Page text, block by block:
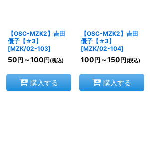
【OSC-MZK2】吉田
優子【☆3】
[MZK/02-103]
50 円 ～100 円 (税込)
購入する
【OSC-MZK2】吉田
優子【☆3】
[MZK/02-104]
100 円 ～150 円 (税込)
購入する